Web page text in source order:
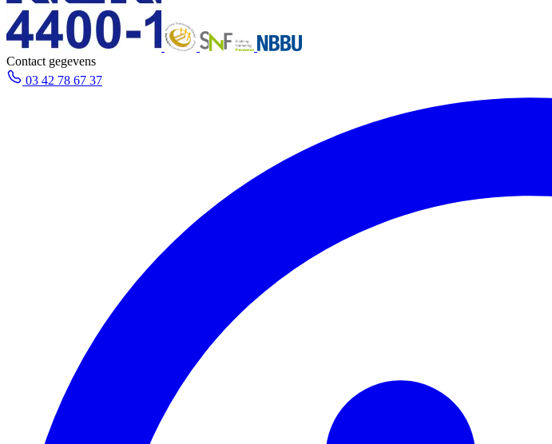
Contact gegevens
03 42 78 67 37